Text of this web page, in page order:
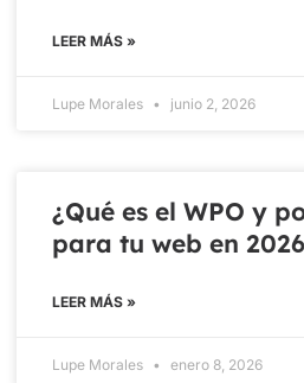
LEER MÁS »
Lupe Morales junio 2, 2026
¿Qué es el WPO y
para tu web en
LEER MÁS »
Lupe Morales enero 8, 2026